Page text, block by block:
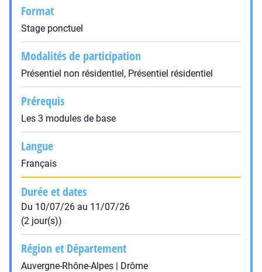
Format
Stage ponctuel
Modalités de participation
Présentiel non résidentiel, Présentiel résidentiel
Prérequis
Les 3 modules de base
Langue
Français
Durée et dates
Du 10/07/26 au 11/07/26
(2 jour(s))
Région et Département
Auvergne-Rhône-Alpes | Drôme